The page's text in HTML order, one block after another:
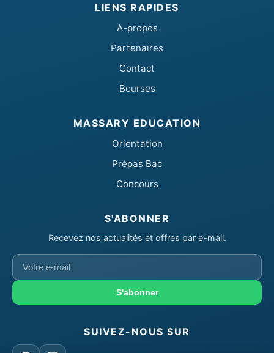
LIENS RAPIDES
A-propos
Partenaires
Contact
Bourses
MASSARY EDUCATION
Orientation
Prépas Bac
Concours
S'ABONNER
Recevez nos actualités et offres par e-mail.
Votre
e-
S'abonner
SUIVEZ-NOUS SUR